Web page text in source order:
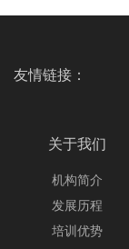
友情链接：
关于我们
机构简介
发展历程
培训优势